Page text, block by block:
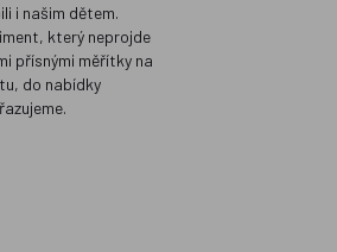
i našim dětem.
který neprojde
přísnými měřítky na
do nabídky